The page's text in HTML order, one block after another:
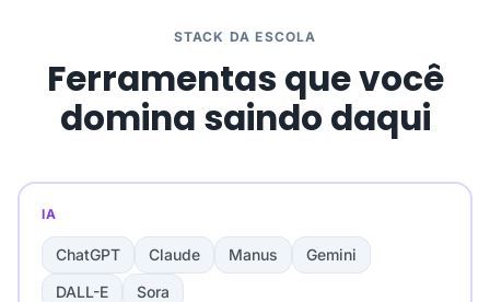
STACK DA ESCOLA
Ferramentas que você
domina saindo daqui
IA
ChatGPT Claude Manus
Gemini
DALL-E
Sora